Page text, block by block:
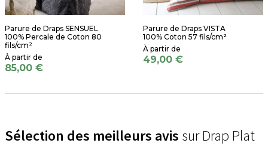
Parure de Draps SENSUEL
100% Percale de Coton 80
fils/cm²
85,00 €
Parure de Draps VISTA
100% Coton 57 fils/cm²
49,00 €
Sélection des meilleurs avis sur Drap Plat